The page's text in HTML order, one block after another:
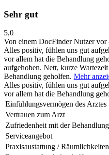
Sehr gut
5,0
Von einem DocFinder Nutzervor
Alles positiv, fühlen uns gut
vor allem hat die Behandlung
aufgehoben. Nett, kurze
Behandlung geholfen. Mehr
Alles positiv, fühlen uns gut
vor allem hat die Behandlung
Einfühlungsvermögen des Arztes
Vertrauen zum Arzt
Zufriedenheit mit der Behandlung
Serviceangebot
Praxisaustattung / Räumlichkeiten